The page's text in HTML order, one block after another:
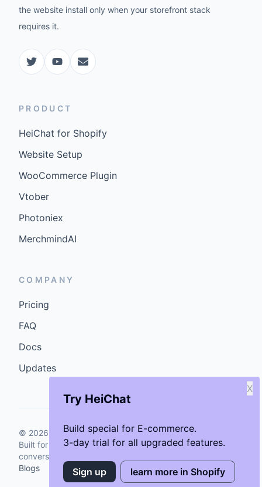
Try HeiChat
Build special for E-commerce.
3-day trial for all upgraded features.
X
Sign up learn more in Shopify
the website install only when your storefront stack
requires it.
PRODUCT
HeiChat for Shopify
Website Setup
WooCommerce Plugin
Vtober
Photoniex
MerchmindAI
COMPANY
Pricing
FAQ
Docs
Updates
© 2026 GenCybers Inc. All rights reserved.
Built for storefronts that want faster answers and cleaner
conversions.
Blogs